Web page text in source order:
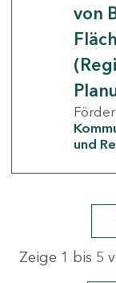
von
und
Zeige 1 bis 5